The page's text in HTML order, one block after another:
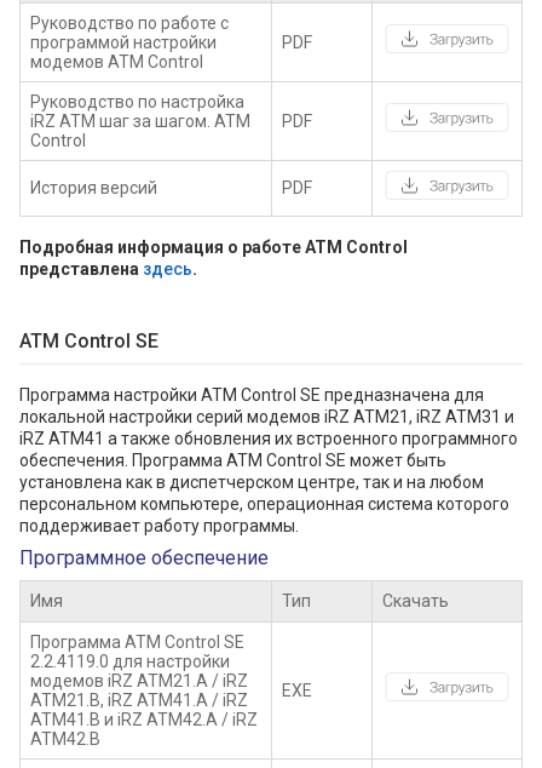
Руководство по работе с
программой настройки
модемов ATM Control
PDF
Руководство по настройка
iRZ ATM шаг за шагом. ATM
Control
PDF
История версий PDF
Подробная информация о работе ATM Control
представлена здесь.
ATM Control SE
Программа настройки ATM Control SE предназначена для
локальной настройки серий модемов iRZ ATM21, iRZ ATM31 и
iRZ ATM41 а также обновления их встроенного программного
обеспечения. Программа ATM Control SE может быть
установлена как в диспетчерском центре, так и на любом
персональном компьютере, операционная система которого
поддерживает работу программы.
Программное обеспечение
Имя Тип Скачать
Программа ATM Control SE
2.2.4119.0 для настройки
модемов iRZ ATM21.А / iRZ
ATM21.B, iRZ ATM41.А / iRZ
ATM41.B и iRZ ATM42.А / iRZ
ATM42.B
EXE